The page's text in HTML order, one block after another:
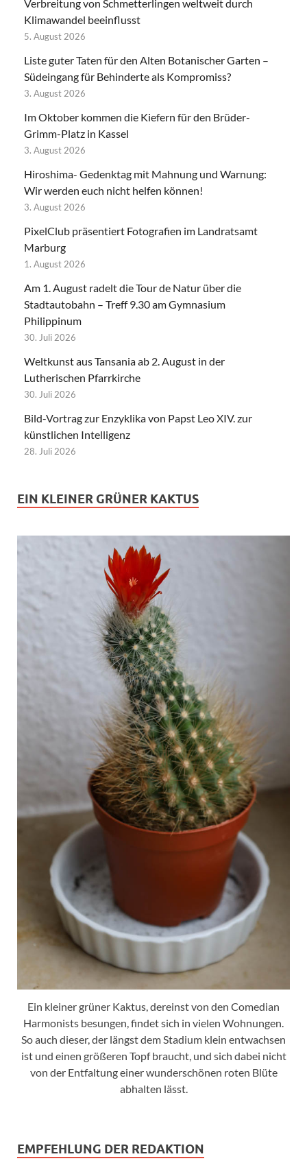
Verbreitung von Schmetterlingen weltweit durch
Klimawandel beeinflusst
5. August 2026
Liste guter Taten für den Alten Botanischer Garten –
Südeingang für Behinderte als Kompromiss?
3. August 2026
Im Oktober kommen die Kiefern für den Brüder-
Grimm-Platz in Kassel
3. August 2026
Hiroshima- Gedenktag mit Mahnung und Warnung:
Wir werden euch nicht helfen können!
3. August 2026
PixelClub präsentiert Fotografien im Landratsamt
Marburg
1. August 2026
Am 1. August radelt die Tour de Natur über die
Stadtautobahn – Treff 9.30 am Gymnasium
Philippinum
30. Juli 2026
Weltkunst aus Tansania ab 2. August in der
Lutherischen Pfarrkirche
30. Juli 2026
Bild-Vortrag zur Enzyklika von Papst Leo XIV. zur
künstlichen Intelligenz
28. Juli 2026
EIN KLEINER GRÜNER KAKTUS
Ein kleiner grüner Kaktus, dereinst von den Comedian
Harmonists besungen, findet sich in vielen Wohnungen.
So auch dieser, der längst dem Stadium klein entwachsen
ist und einen größeren Topf braucht, und sich dabei nicht
von der Entfaltung einer wunderschönen roten Blüte
abhalten lässt.
EMPFEHLUNG DER REDAKTION